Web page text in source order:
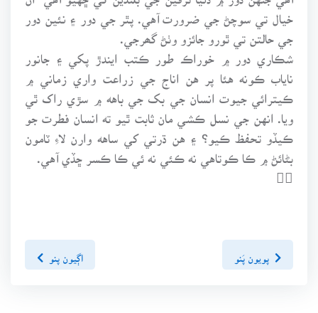
خيال تي سوچڻ جي ضرورت آهي. پٿر جي دور ۽ نئين دور
جي حالتن تي ٿورو جائزو وٺڻ گھرجي.
شڪاري دور ۾ خوراڪ طور ڪتب ايندڙ پکي ۽ جانور
ناياب ڪونه هئا پر هن اناج جي زراعت واري زماني ۾
ڪيترائي جيوت انسان جي بک جي باهه ۾ سڙي راک ٿي
ويا. انهن جي نسل ڪشي مان ثابت ٿيو ته انسان فطرت جو
ڪيڏو تحفظ ڪيو؟ ۽ هن ڌرتي کي ساهه وارن لاءِ ٽامون
بڻائڻ ۾ ڪا ڪوتاهي نه ڪئي نه ئي ڪا ڪسر ڇڏي آهي.

اڳيون پنو